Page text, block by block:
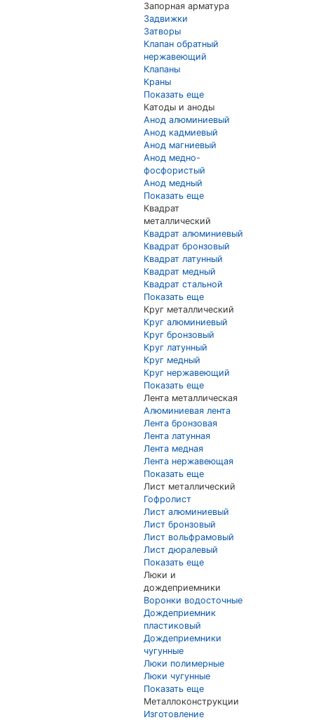
Запорная арматура
Задвижки
Затворы
Клапан обратный
нержавеющий
Клапаны
Краны
Показать еще
Катоды и аноды
Анод алюминиевый
Анод кадмиевый
Анод магниевый
Анод медно-
фосфористый
Анод медный
Показать еще
Квадрат
металлический
Квадрат алюминиевый
Квадрат бронзовый
Квадрат латунный
Квадрат медный
Квадрат стальной
Показать еще
Круг металлический
Круг алюминиевый
Круг бронзовый
Круг латунный
Круг медный
Круг нержавеющий
Показать еще
Лента металлическая
Алюминиевая лента
Лента бронзовая
Лента латунная
Лента медная
Лента нержавеющая
Показать еще
Лист металлический
Гофролист
Лист алюминиевый
Лист бронзовый
Лист вольфрамовый
Лист дюралевый
Показать еще
Люки и
дождеприемники
Воронки водосточные
Дождеприемник
пластиковый
Дождеприемники
чугунные
Люки полимерные
Люки чугунные
Показать еще
Металлоконструкции
Изготовление